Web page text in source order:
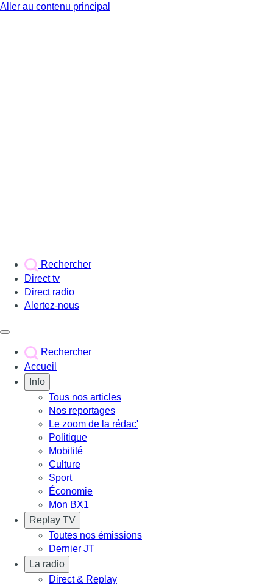
Aller au contenu principal
Rechercher
Direct tv
Direct radio
Alertez-nous
Rechercher
Accueil
Info
Tous nos articles
Nos reportages
Le zoom de la rédac'
Politique
Mobilité
Culture
Sport
Économie
Mon BX1
Replay TV
Toutes nos émissions
Dernier JT
La radio
Direct & Replay